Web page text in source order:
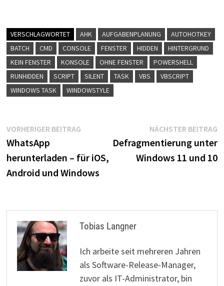
VERSCHLAGWORTET AHK AUFGABENPLANUNG
AUTOHOTKEY
BATCH
CMD CONSOLE FENSTER HIDDEN
HINTERGRUND
KEIN FENSTER
KONSOLE OHNE FENSTER
POWERSHELL
RUNHIDDEN
SCRIPT SILENT TASK VBS
VBSCRIPT
WINDOWS TASK
WINDOWSTYLE
Beitragsnavigation
VORHERIGER BEITRAGVorheriger
WhatsApp
herunterladen – für iOS,
Android und Windows
NÄCHSTER BEITRAG
Defragmentierung unter
Windows 11 und 10
Tobias Langner
Ich arbeite seit mehreren Jahren
als Software-Release-Manager,
zuvor als IT-Administrator, bin